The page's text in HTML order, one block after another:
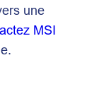
une
MSI